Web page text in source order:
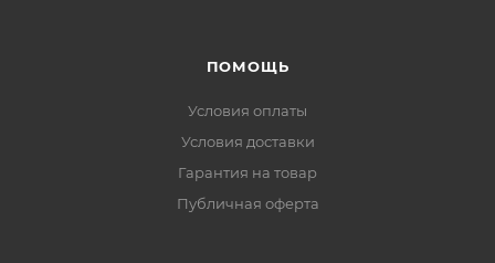
ПОМОЩЬ
Условия оплаты
Условия доставки
Гарантия на товар
Публичная оферта